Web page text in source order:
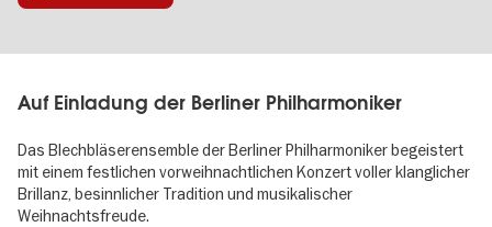
Auf Einladung der Berliner Philharmoniker
Das Blechbläserensemble der Berliner Philharmoniker begeistert
mit einem festlichen vorweihnachtlichen Konzert voller klanglicher
Brillanz, besinnlicher Tradition und musikalischer
Weihnachtsfreude.